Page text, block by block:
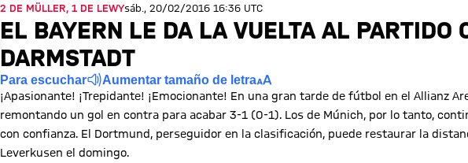
2 DE MÜLLER, 1 DE LEWYsáb., 20/02/2016 16:36 UTC
EL BAYERN LE DA LA VUELTA AL PARTIDO
DARMSTADT
Para escuchar Aumentar tamaño de letra
¡Apasionante! ¡Trepidante! ¡Emocionante! En una gran tarde de fútbol en el Allianz
remontando un gol en contra para acabar 3-1 (0-1). Los de Múnich, por lo tanto,
con confianza. El Dortmund, perseguidor en la clasificación, puede restaurar la
Leverkusen el domingo.